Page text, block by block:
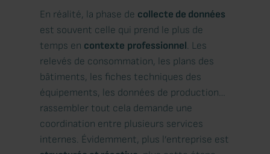
En réalité, la phase de collecte de données
est souvent celle qui prend le plus de
temps en contexte professionnel. Les
relevés de consommation, les plans des
bâtiments, les fiches techniques des
équipements, les données de production…
rassembler tout cela demande une
coordination entre plusieurs services
internes. Évidemment, plus l’entreprise est